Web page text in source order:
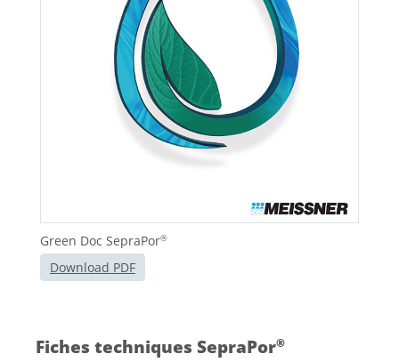
Green Doc SepraPor®
Download PDF
Fiches techniques SepraPor®